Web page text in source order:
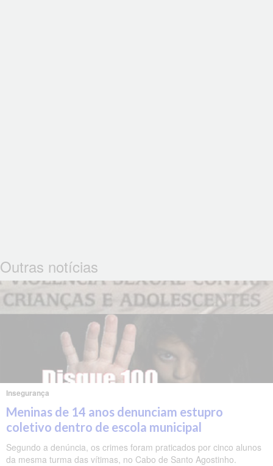
Outras notícias
Insegurança
Meninas de 14 anos denunciam estupro
coletivo dentro de escola municipal
Segundo a denúncia, os crimes foram praticados por cinco alunos
da mesma turma das vítimas, no Cabo de Santo Agostinho.